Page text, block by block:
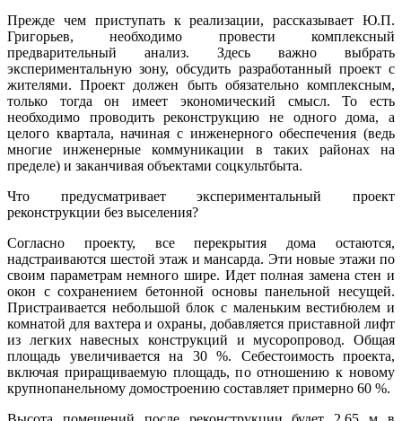
Прежде чем приступать к реализации, рассказывает Ю.П.
Григорьев, необходимо провести комплексный
предварительный анализ. Здесь важно выбрать
экспериментальную зону, обсудить разработанный проект с
жителями. Проект должен быть обязательно комплексным,
только тогда он имеет экономический смысл. То есть
необходимо проводить реконструкцию не одного дома, а
целого квартала, начиная с инженерного обеспечения (ведь
многие инженерные коммуникации в таких районах на
пределе) и заканчивая объектами соцкультбыта.
Что предусматривает экспериментальный проект
реконструкции без выселения?
Согласно проекту, все перекрытия дома остаются,
надстраиваются шестой этаж и мансарда. Эти новые этажи по
своим параметрам немного шире. Идет полная замена стен и
окон с сохранением бетонной основы панельной несущей.
Пристраивается небольшой блок с маленьким вестибюлем и
комнатой для вахтера и охраны, добавляется приставной лифт
из легких навесных конструкций и мусоропровод. Общая
площадь увеличивается на 30 %. Себестоимость проекта,
включая приращиваемую площадь, по отношению к новому
крупнопанельному домостроению составляет примерно 60 %.